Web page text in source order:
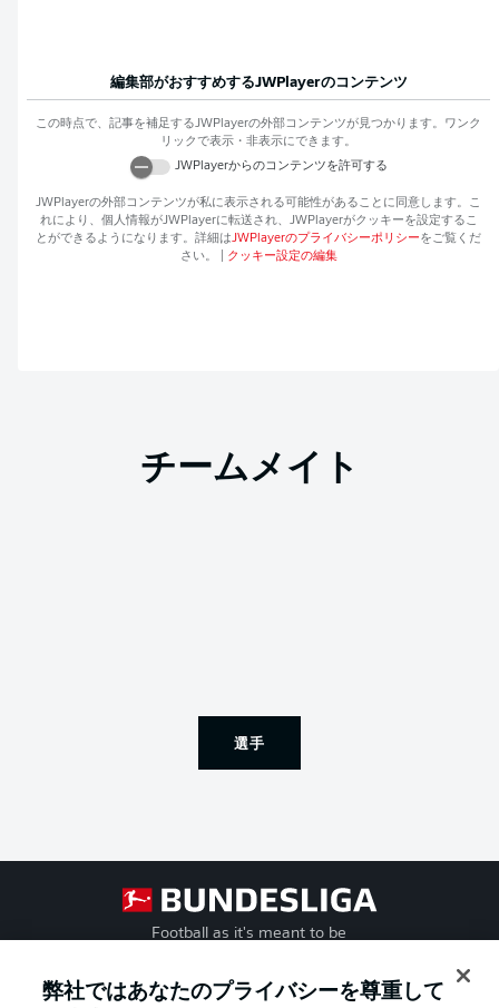
編集部がおすすめするJWPlayerのコンテンツ
この時点で、記事を補足するJWPlayerの外部コンテンツが見つかります。ワンク
リックで表示・非表示にできます。
JWPlayerからのコンテンツを許可する
JWPlayerの外部コンテンツが私に表示される可能性があることに同意します。こ
れにより、個人情報がJWPlayerに転送され、 JWPlayerがクッキーを設定するこ
とができるようになります。詳細はJWPlayerのプライバシーポリシーをご覧くだ
さい。
クッキー設定の編集
チームメイト
選手
Football as it's meant to be
弊社ではあなたのプライバシーを尊重して